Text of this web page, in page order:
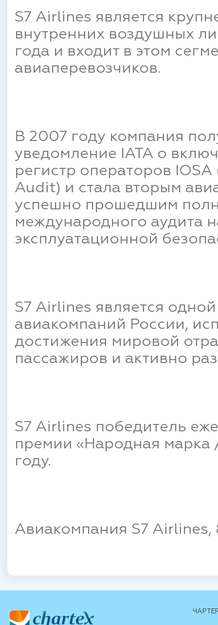
S7 Airlines является
внутренних воздушных
года и входит в этом
авиаперевозчиков.
В 2007 году компания
уведомление IATA о
регистр операторов
Audit) и стала вторым
успешно прошедшим
международного аудита
эксплуатационной
S7 Airlines является
авиакомпаний России,
достижения мировой
пассажиров и активно
S7 Airlines победитель
премии «Народная
году.
Авиакомпания S7 Airlines,